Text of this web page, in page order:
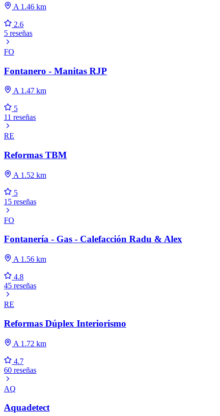
A 1.46 km
2.6
5 reseñas
FO
Fontanero - Manitas RJP
A 1.47 km
5
11 reseñas
RE
Reformas TBM
A 1.52 km
5
15 reseñas
FO
Fontanería - Gas - Calefacción Radu & Alex
A 1.56 km
4.8
45 reseñas
RE
Reformas Dúplex Interiorismo
A 1.72 km
4.7
60 reseñas
AQ
Aquadetect